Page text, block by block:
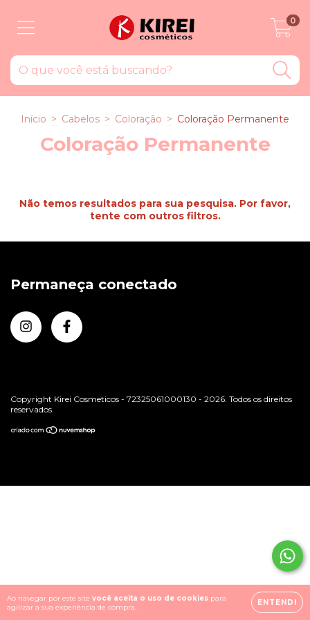
0
Ao navegar por este site você aceita o uso de cookies para
agilizar a sua experiência de compra.
ENTENDI
Início > Cabelos > Coloração > Coloração Permanente
Coloração Permanente
Não temos resultados para sua pesquisa. Por favor,
tente com outros filtros.
Permaneça conectado
Copyright Kirei Cosmeticos - 72325061000130 - 2026. Todos os direitos
reservados.